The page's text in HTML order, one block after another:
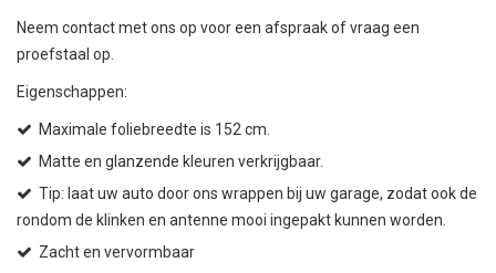
Neem contact met ons op voor een afspraak of vraag een
proefstaal op.
Eigenschappen:
Maximale foliebreedte is 152 cm.
Matte en glanzende kleuren verkrijgbaar.
Tip: laat uw auto door ons wrappen bij uw garage, zodat ook de
rondom de klinken en antenne mooi ingepakt kunnen worden.
Zacht en vervormbaar